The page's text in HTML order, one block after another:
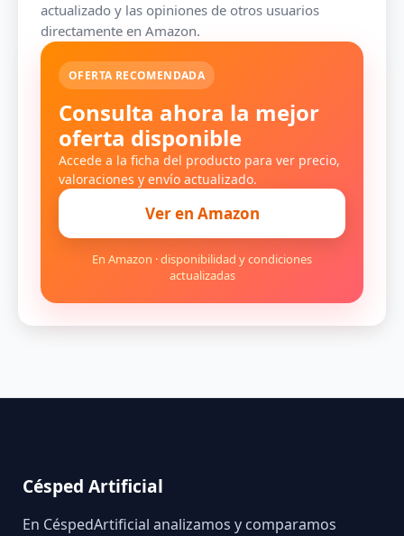
actualizado y las opiniones de otros usuarios
directamente en Amazon.
OFERTA RECOMENDADA
Consulta ahora la mejor
oferta disponible
Accede a la ficha del producto para ver precio,
valoraciones y envío actualizado.
Ver en Amazon
En Amazon · disponibilidad y condiciones
actualizadas
Césped Artificial
En CéspedArtificial analizamos y comparamos